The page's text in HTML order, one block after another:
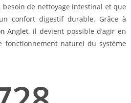
besoin de nettoyage intestinal et que
confort digestif durable. Grâce à
Anglet, il devient possible d’agir en
fonctionnement naturel du système